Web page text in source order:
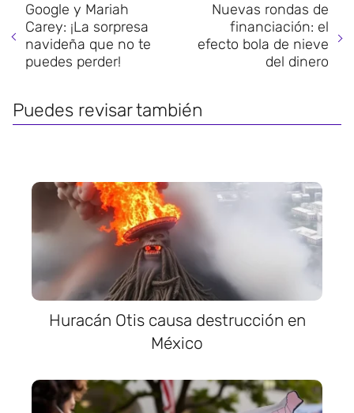
Google y Mariah
Carey: ¡La sorpresa
navideña que no te
puedes perder!
Nuevas rondas de
financiación: el
efecto bola de nieve
del dinero
Puedes revisar también
Huracán Otis causa destrucción en
México